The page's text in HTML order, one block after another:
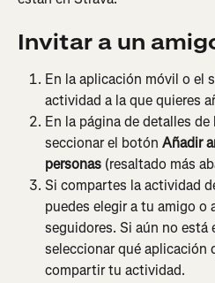
Invitar a un
En la aplicación móvil o el
actividad a la que quieres
En la página de detalles
seccionar el botón Añadir
personas (resaltado más
Si compartes la actividad
puedes elegir a tu amigo o
seguidores. Si aún no está
seleccionar qué aplicación
compartir tu actividad.